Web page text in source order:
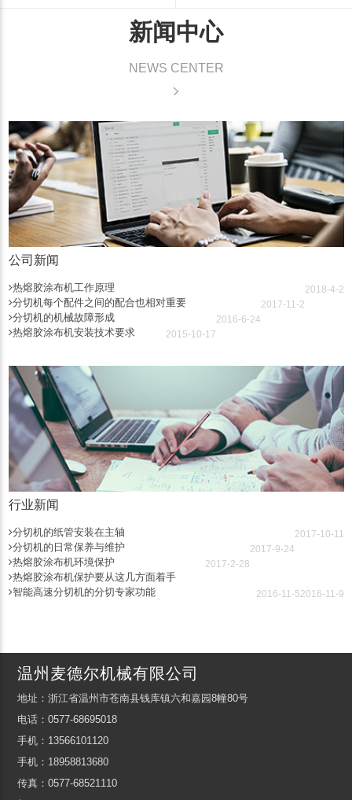
新闻中心
NEWS CENTER
公司新闻
热熔胶涂布机工作原理 2018-4-2
分切机每个配件之间的配合也相对重要 2017-11-2
分切机的机械故障形成 2016-6-24
热熔胶涂布机安装技术要求 2015-10-17
行业新闻
分切机的纸管安装在主轴 2017-10-11
分切机的日常保养与维护 2017-9-24
热熔胶涂布机环境保护 2017-2-28
热熔胶涂布机保护要从这几方面着手
2016-11-9
智能高速分切机的分切专家功能 2016-11-5
温州麦德尔机械有限公司
地址：浙江省温州市苍南县钱库镇六和嘉园8幢80号
电话：0577-68695018
手机：13566101120
手机：18958813680
传真：0577-68521110